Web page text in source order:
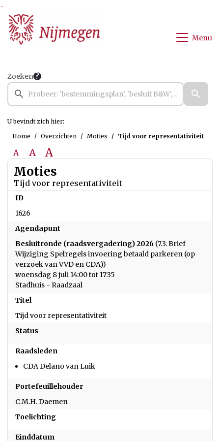
Menu
Zoeken
U bevindt zich hier:
Home
Overzichten Moties Tijd voor representativiteit
A A A
Moties
Tijd voor representativiteit
ID
1626
Agendapunt
Besluitronde (raadsvergadering) 2026 (7.3. Brief
Wijziging Spelregels invoering betaald parkeren (op
verzoek van VVD en CDA))
woensdag 8 juli 14:00 tot 17:35
Stadhuis - Raadzaal
Titel
Tijd voor representativiteit
Status
Raadsleden
CDA Delano van Luik
Portefeuillehouder
C.M.H. Daemen
Toelichting
Einddatum